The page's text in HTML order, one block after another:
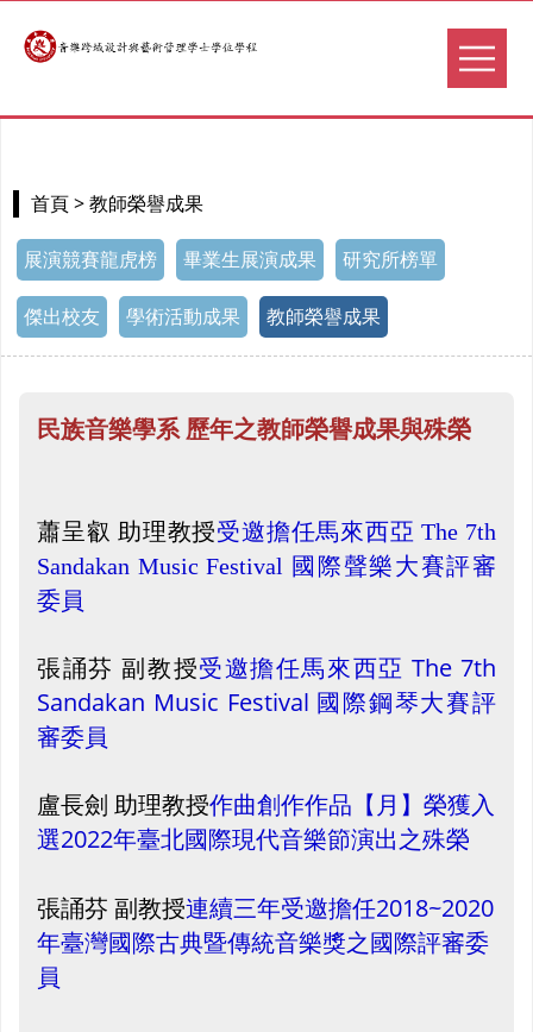
首頁 > 教師榮譽成果
展演競賽龍虎榜 畢業生展演成果 研究所榜單
傑出校友 學術活動成果 教師榮譽成果
民族音樂學系 歷年之教師榮譽成果與殊榮
蕭呈叡 助理教授受邀擔任馬來西亞 The 7th
Sandakan Music Festival 國際聲樂大賽評審
委員
張誦芬 副教授受邀擔任馬來西亞 The 7th
Sandakan Music Festival 國際鋼琴大賽評
審委員
盧長劍 助理教授作曲創作作品【月】榮獲入
選2022年臺北國際現代音樂節演出之殊榮
張誦芬 副教授連續三年受邀擔任2018~2020
年臺灣國際古典暨傳統音樂獎之國際評審委
員